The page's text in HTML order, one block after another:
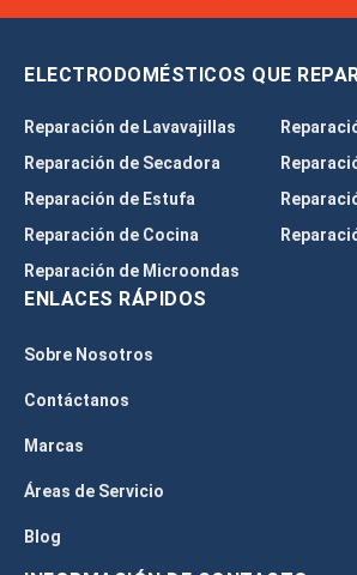
ELECTRODOMÉSTICOS QUE
Reparación de Lavavajillas
Reparación de Secadora
Reparación de Estufa
Reparación de Cocina
Reparación de Microondas
ENLACES RÁPIDOS
Sobre Nosotros
Contáctanos
Marcas
Áreas de Servicio
Blog